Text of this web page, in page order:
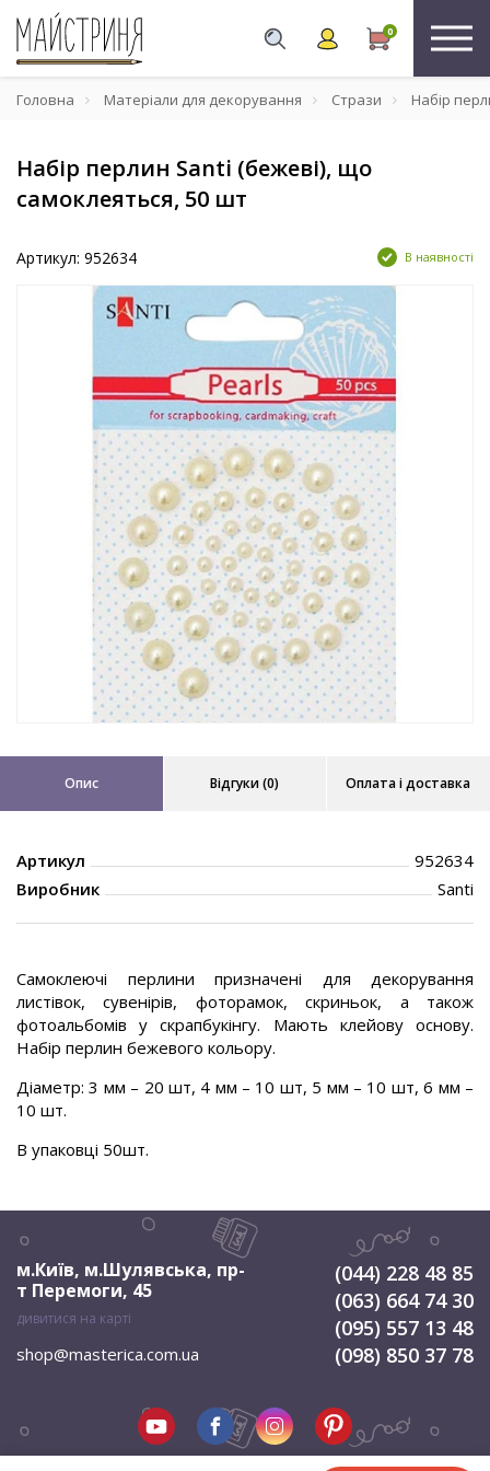
0
Головна Матеріали для декорування Стрази Набір
Набір перлин Santi (бежеві), що
самоклеяться, 50 шт
Артикул: 952634 В наявності
Опис Відгуки (0) Оплата і доставка
Артикул
952634
Виробник
Santi
Самоклеючі перлини призначені для декорування
листівок, сувенірів, фоторамок, скриньок, а також
фотоальбомів у скрапбукінгу. Мають клейову основу.
Набір перлин бежевого кольору.
Діаметр: 3 мм – 20 шт, 4 мм – 10 шт, 5 мм – 10 шт, 6 мм –
10 шт.
В упаковці 50шт.
м.Київ, м.Шулявська, пр-
т Перемоги, 45
дивитися на карті
shop@masterica.com.ua
(044) 228 48 85
(063) 664 74 30
(095) 557 13 48
(098) 850 37 78